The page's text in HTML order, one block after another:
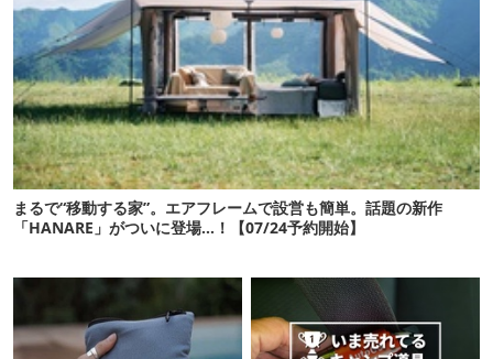
まるで“移動する家”。エアフレームで設営も簡単。話題の新作
「HANARE」がついに登場…！【07/24予約開始】